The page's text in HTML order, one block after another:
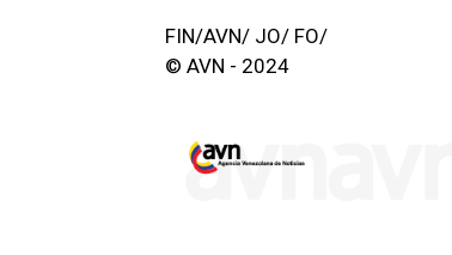
FIN/AVN/ JO/ FO/
© AVN - 2024